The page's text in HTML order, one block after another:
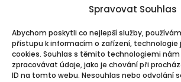
Spravovat Souhlas
Abychom poskytli co nejlepší služby,
přístupu k informacím o zařízení, technologie
cookies. Souhlas s těmito technologiemi
zpracovávat údaje, jako je chování při
ID na tomto webu. Nesouhlas nebo odvolání
Povinné informace
GDPR
Cookies